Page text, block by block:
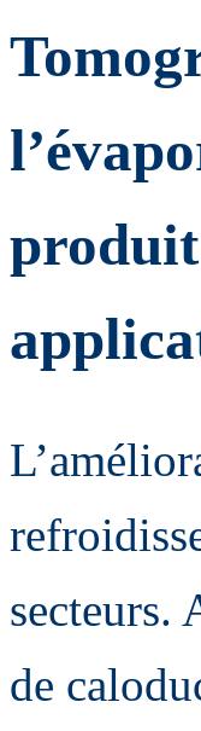
secteurs.
de